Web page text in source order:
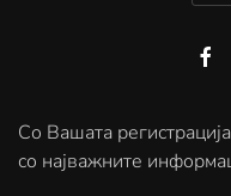
Со Вашата
со најважните